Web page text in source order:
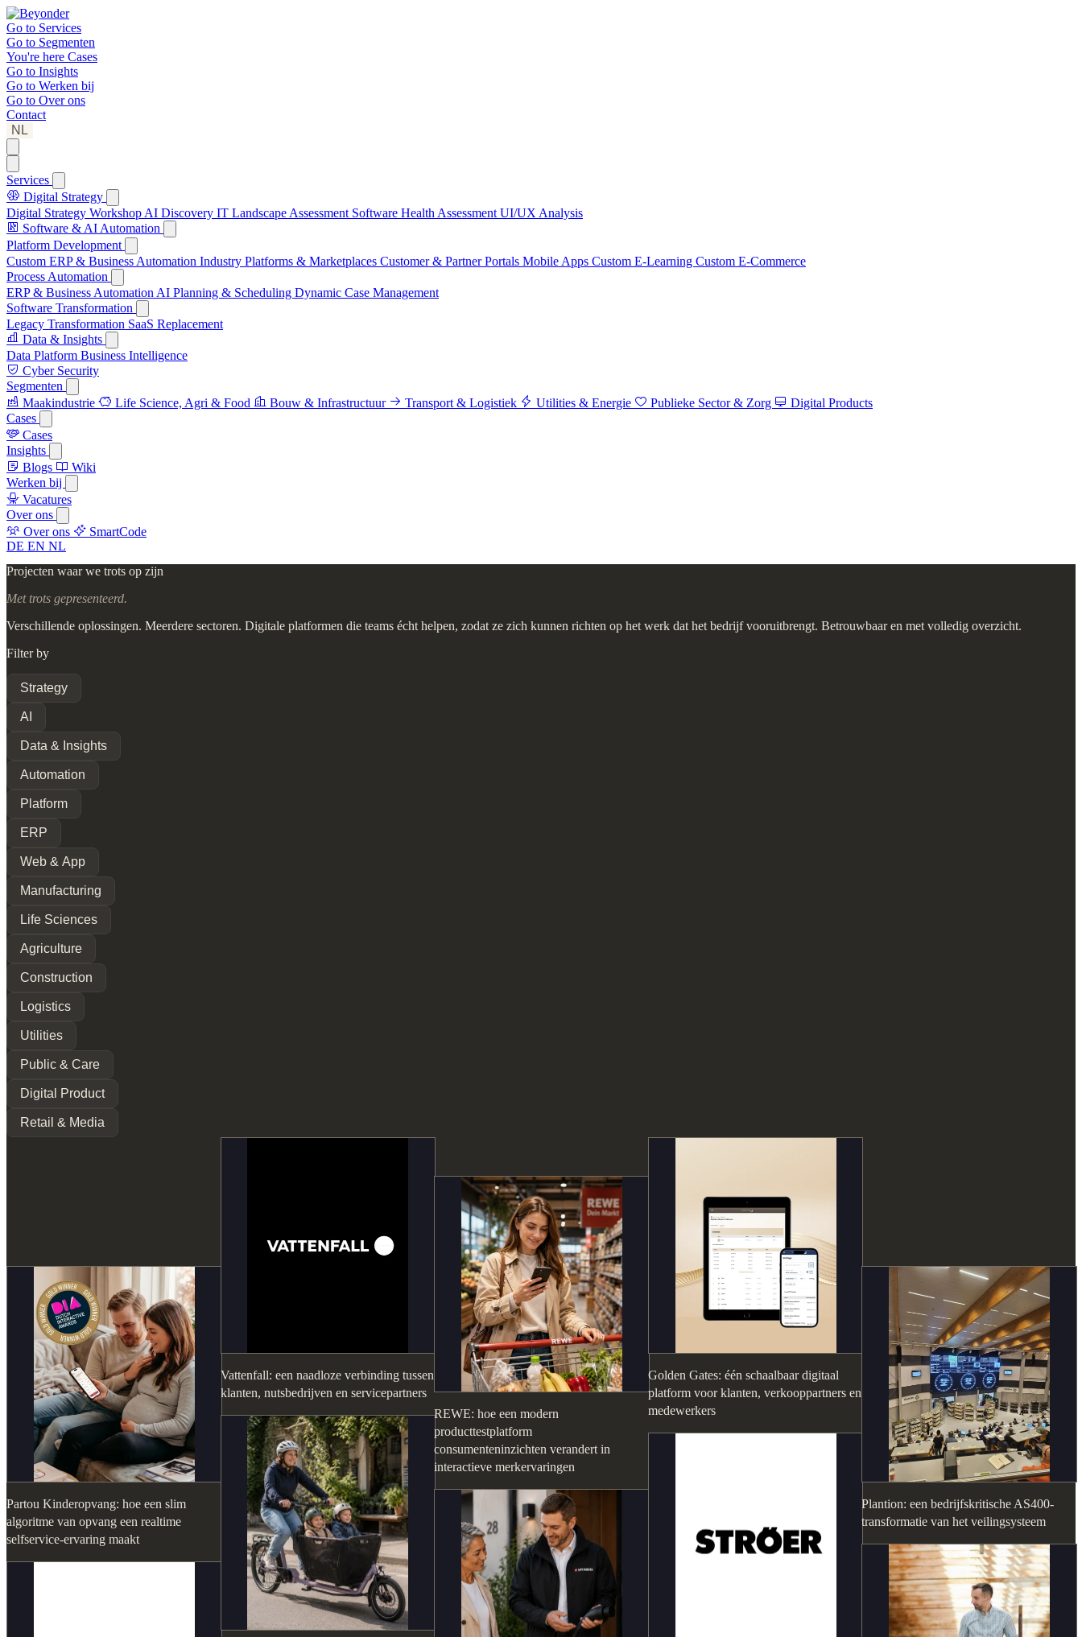
Go to Services
Go to Segmenten
You're here Cases
Go to Insights
Go to Werken bij
Go to Over ons
Contact
NL
Services
Digital Strategy
Digital Strategy Workshop AI Discovery IT Landscape Assessment Software Health Assessment UI/UX Analysis
Software & AI Automation
Platform Development
Custom ERP & Business Automation Industry Platforms & Marketplaces Customer & Partner Portals Mobile Apps Custom E-Learning Custom E-Commerce
Process Automation
ERP & Business Automation AI Planning & Scheduling Dynamic Case Management
Software Transformation
Legacy Transformation SaaS Replacement
Data & Insights
Data Platform Business Intelligence
Cyber Security
Segmenten
Maakindustrie
Life Science, Agri & Food Bouw & Infrastructuur Transport & Logistiek Utilities & Energie Publieke Sector & Zorg
Digital Products
Cases
Cases
Insights
Blogs
Wiki
Werken bij
Vacatures
Over ons
Over ons
SmartCode
DE EN NL
Projecten waar we trots op zijn
Met trots gepresenteerd.
Verschillende oplossingen. Meerdere sectoren. Digitale platformen die teams écht helpen, zodat ze zich kunnen richten op het werk dat het bedrijf vooruitbrengt. Betrouwbaar en met volledig overzicht.
Filter by
Strategy
AI
Data & Insights
Automation
Platform
ERP
Web & App
Manufacturing
Life Sciences
Agriculture
Construction
Logistics
Utilities
Public & Care
Digital Product
Retail & Media
Partou Kinderopvang: hoe een slim
algoritme van opvang een realtime
selfservice-ervaring maakt
Vattenfall: een naadloze verbinding tussen
klanten, nutsbedrijven en servicepartners
REWE: hoe een modern
producttestplatform
consumenteninzichten verandert in
interactieve merkervaringen
Golden Gates: één schaalbaar digitaal
platform voor klanten, verkooppartners en
medewerkers
Plantion: een bedrijfskritische AS400-
transformatie van het veilingsysteem